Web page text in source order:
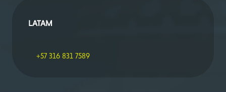
LATAM
+57 316 831 7589